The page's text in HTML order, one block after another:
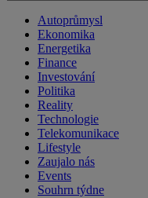
Autoprůmysl
Ekonomika
Energetika
Finance
Investování
Politika
Reality
Technologie
Telekomunikace
Lifestyle
Zaujalo nás
Events
Souhrn týdne